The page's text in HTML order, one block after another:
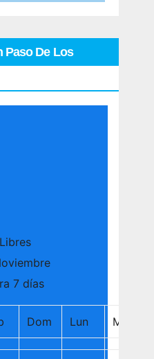
Paso De Los
7 días
Dom Lun Mar